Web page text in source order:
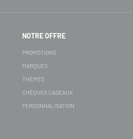
NOTRE OFFRE
PROMOTIONS
MARQUES
THÈMES
CHÈQUES CADEAUX
PERSONNALISATION